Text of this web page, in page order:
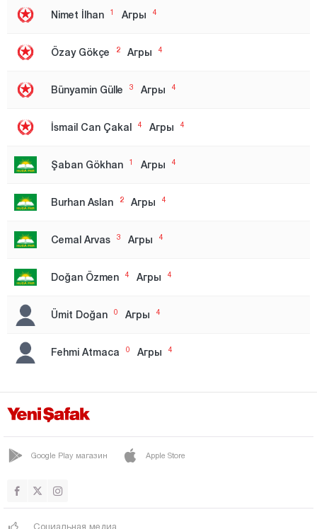
Газиантеп
Гиресун
Хаккяри
Хатай
Ыспарта
Стамбул
Зона 2
Зона 3
Зона 2
Караман
Кайсери
Кырыккале
Nimet İlhan 1 Агры 4
Özay Gökçe 2 Агры 4
Bünyamin Gülle 3 Агры 4
İsmail Can Çakal 4 Агры 4
Şaban Gökhan 1 Агры 4
Burhan Aslan 2 Агры 4
Cemal Arvas 3 Агры 4
Doğan Özmen 4 Агры 4
Ümit Doğan 0 Агры 4
Fehmi Atmaca 0 Агры 4
Google Play магазин Apple Store
Социальная медиа